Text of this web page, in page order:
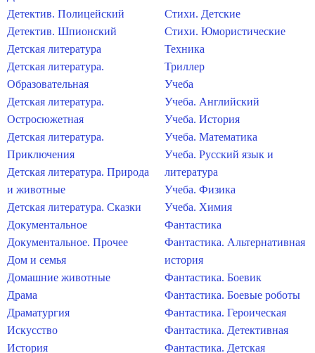
Детектив. Полицейский
Детектив. Шпионский
Детская литература
Детская литература.
Образовательная
Детская литература.
Остросюжетная
Детская литература.
Приключения
Детская литература. Природа
и животные
Детская литература. Сказки
Документальное
Документальное. Прочее
Дом и семья
Домашние животные
Драма
Драматургия
Искусство
История
Стихи. Детские
Стихи. Юмористические
Техника
Триллер
Учеба
Учеба. Английский
Учеба. История
Учеба. Математика
Учеба. Русский язык и
литература
Учеба. Физика
Учеба. Химия
Фантастика
Фантастика. Альтернативная
история
Фантастика. Боевик
Фантастика. Боевые роботы
Фантастика. Героическая
Фантастика. Детективная
Фантастика. Детская